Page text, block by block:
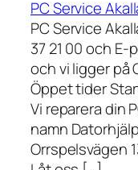
PC Service
PC Service
37 21 00 och
och vi ligger på
Öppet tider
Vi reparera din
namn
Orrspelsvägen